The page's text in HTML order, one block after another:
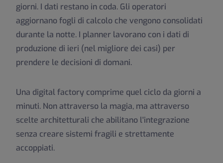
giorni. I dati restano in coda. Gli operatori
aggiornano fogli di calcolo che vengono consolidati
durante la notte. I planner lavorano con i dati di
produzione di ieri (nel migliore dei casi) per
prendere le decisioni di domani.
Una digital factory comprime quel ciclo da giorni a
minuti. Non attraverso la magia, ma attraverso
scelte architetturali che abilitano l'integrazione
senza creare sistemi fragili e strettamente
accoppiati.